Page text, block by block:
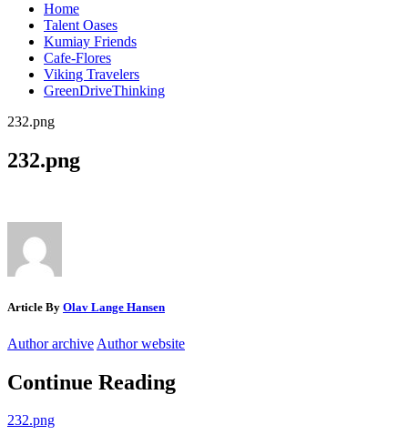
Home
Talent Oases
Kumiay Friends
Cafe-Flores
Viking Travelers
GreenDriveThinking
232.png
232.png
Article By Olav Lange Hansen
Author archive Author website
Continue Reading
232.png